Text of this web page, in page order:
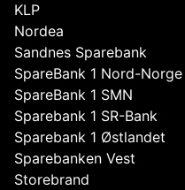
KLP
Nordea
Sandnes Sparebank
SpareBank 1 Nord-Norge
SpareBank 1 SMN
Sparebank 1 SR-Bank
Sparebank 1 Østlandet
Sparebanken Vest
Storebrand